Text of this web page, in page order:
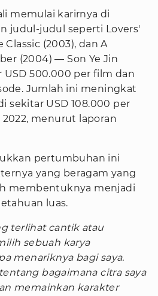
memulai karirnya di
judul-judul seperti Lovers'
Classic (2003), dan A
(2004) — Son Ye Jin
500.000 per film dan
Jumlah ini meningkat
sekitar USD 108.000 per
menurut laporan
pertumbuhan ini
yang beragam yang
membentuknya menjadi
luas.
terlihat cantik atau
sebuah karya
menariknya bagi saya.
bagaimana citra saya
memainkan karakter